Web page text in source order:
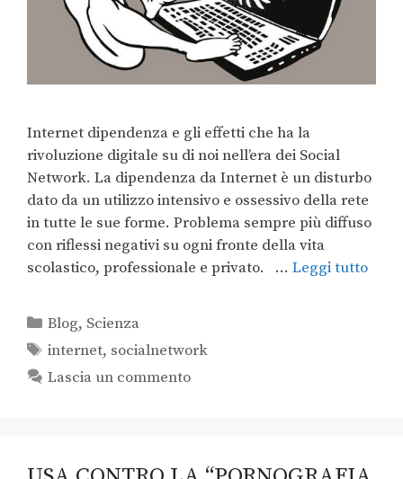
Internet dipendenza e gli effetti che ha la
rivoluzione digitale su di noi nell’era dei Social
Network. La dipendenza da Internet è un disturbo
dato da un utilizzo intensivo e ossessivo della rete
in tutte le sue forme. Problema sempre più diffuso
con riflessi negativi su ogni fronte della vita
scolastico, professionale e privato. … Leggi tutto
Blog, Scienza
internet, socialnetwork
Lascia un commento